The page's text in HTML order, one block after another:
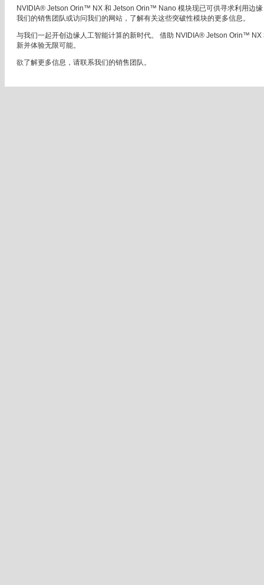
NVIDIA® Jetson Orin™ NX 和 Jetson Orin™ Nano 模块现已可供寻求利用边
我们的销售团队或访问我们的网站，了解有关这些突破性模块的更多信息。
与我们一起开创边缘人工智能计算的新时代。 借助 NVIDIA® Jetson Orin™
新并体验无限可能。
欲了解更多信息，请联系我们的销售团队。